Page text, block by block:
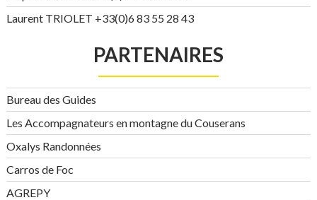
Laurent TRIOLET +33(0)6 83 55 28 43
PARTENAIRES
Bureau des Guides
Les Accompagnateurs en montagne du Couserans
Oxalys Randonnées
Carros de Foc
AGREPY